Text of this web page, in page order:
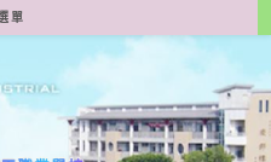
單